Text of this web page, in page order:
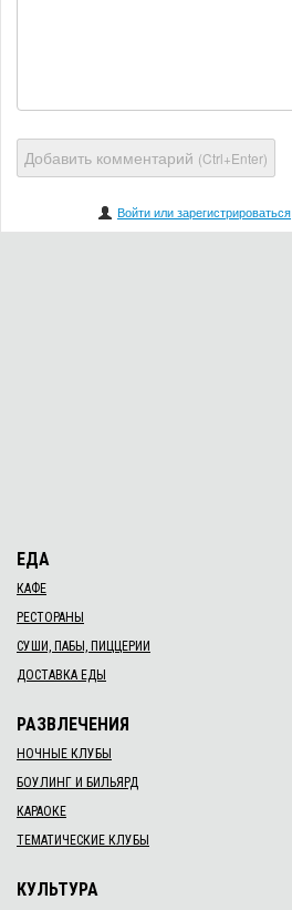
Добавить комментарий (Ctrl+Enter)
Войти или зарегистрироваться
ЕДА
КАФЕ
РЕСТОРАНЫ
СУШИ, ПАБЫ, ПИЦЦЕРИИ
ДОСТАВКА ЕДЫ
РАЗВЛЕЧЕНИЯ
НОЧНЫЕ КЛУБЫ
БОУЛИНГ И БИЛЬЯРД
КАРАОКЕ
ТЕМАТИЧЕСКИЕ КЛУБЫ
КУЛЬТУРА